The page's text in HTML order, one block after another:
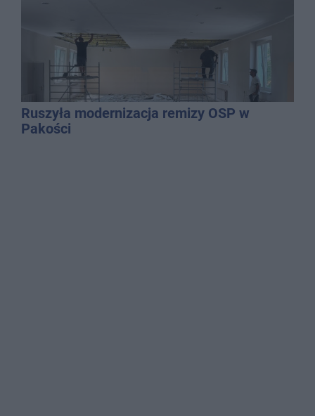
Ruszyła modernizacja remizy OSP w
Pakości